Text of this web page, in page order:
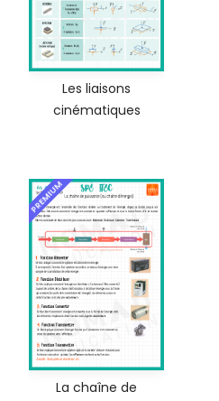
Les liaisons
cinématiques
PREMIUM
La chaîne de